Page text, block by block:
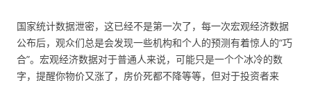
国家统计数据泄密，这已经不是第一次了，每一次宏观经济数据
公布后，观众们总是会发现一些机构和个人的预测有着惊人的“巧
合”。宏观经济数据对于普通人来说，可能只是一个个冰冷的数
字，提醒你物价又涨了，房价死都不降等等，但对于投资者来